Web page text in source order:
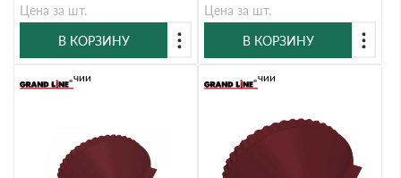
Цена за шт.
В КОРЗИНУ
Цена за шт.
В КОРЗИНУ
В наличии В наличии